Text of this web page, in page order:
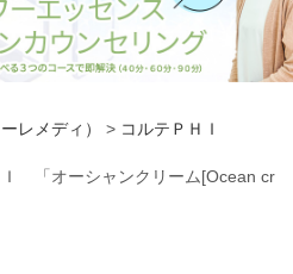
レメディ）
コルテＰＨＩ
「オーシャンクリーム[Ocean cr